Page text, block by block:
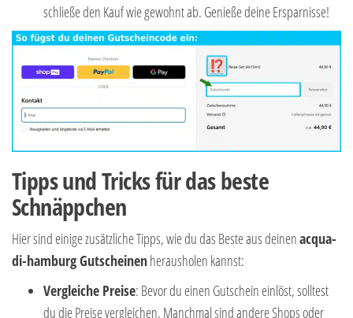
schließe den Kauf wie gewohnt ab. Genieße deine Ersparnisse!
Tipps und Tricks für das beste
Schnäppchen
Hier sind einige zusätzliche Tipps, wie du das Beste aus deinenacqua-
di-hamburg Gutscheinenherausholen kannst:
Vergleiche Preise: Bevor du einen Gutschein einlöst, solltest
du die Preise vergleichen. Manchmal sind andere Shops oder